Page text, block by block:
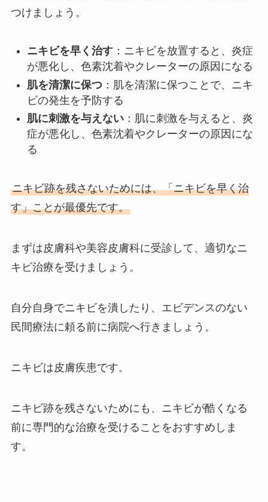
つけましょう。
ニキビを早く治す：ニキビを放置すると、炎症
が悪化し、色素沈着やクレーターの原因になる
肌を清潔に保つ：肌を清潔に保つことで、ニキ
ビの発生を予防する
肌に刺激を与えない：肌に刺激を与えると、炎
症が悪化し、色素沈着やクレーターの原因にな
る
ニキビ跡を残さないためには、「ニキビを早く治
す」ことが最優先です。
まずは皮膚科や美容皮膚科に受診して、適切なニ
キビ治療を受けましょう。
自分自身でニキビを潰したり、エビデンスのない
民間療法に頼る前に病院へ行きましょう。
ニキビは皮膚疾患です。
ニキビ跡を残さないためにも、ニキビが酷くなる
前に専門的な治療を受けることをおすすめしま
す。